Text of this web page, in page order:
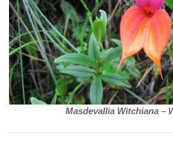
Masdevallia Witchiana –